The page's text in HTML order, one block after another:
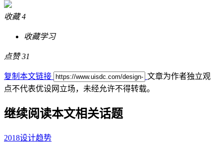
收藏 4
收藏学习
点赞 31
复制本文链接
文章为作者独立观
点不代表优设网立场， 未经允许不得转载。
继续阅读本文相关话题
2018设计趋势